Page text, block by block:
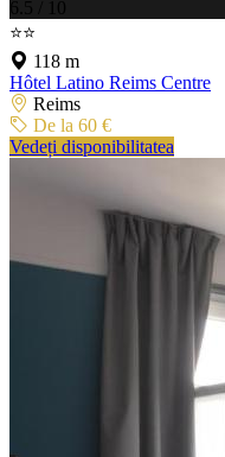
6.5 / 10
⭐⭐
118 m
Hôtel Latino Reims Centre
Reims
De la 60 €
Vedeți disponibilitatea